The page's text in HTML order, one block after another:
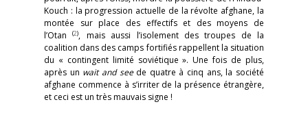
Kouch : la progression actuelle de la révolte afghane, la
montée sur place des effectifs et des moyens de
l’Otan(2), mais aussi l’isolement des troupes de la
coalition dans des camps fortifiés rappellent la situation
du « contingent limité soviétique ». Une fois de plus,
après un wait and see de quatre à cinq ans, la société
afghane commence à s’irriter de la présence étrangère,
et ceci est un très mauvais signe !